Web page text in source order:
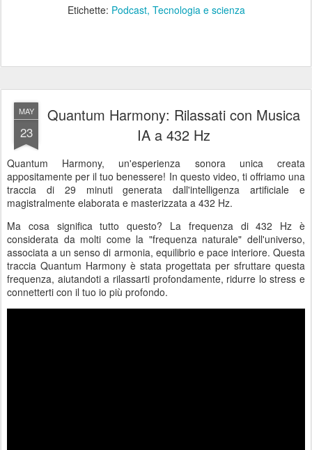
Etichette: Podcast Tecnologia e scienza
MAY
23
Quantum Harmony: Rilassati con Musica
IA a 432 Hz
Quantum Harmony, un'esperienza sonora unica creata
appositamente per il tuo benessere! In questo video, ti offriamo una
traccia di 29 minuti generata dall'intelligenza artificiale e
magistralmente elaborata e masterizzata a 432 Hz.
Ma cosa significa tutto questo? La frequenza di 432 Hz è
considerata da molti come la "frequenza naturale" dell'universo,
associata a un senso di armonia, equilibrio e pace interiore. Questa
traccia Quantum Harmony è stata progettata per sfruttare questa
frequenza, aiutandoti a rilassarti profondamente, ridurre lo stress e
connetterti con il tuo io più profondo.